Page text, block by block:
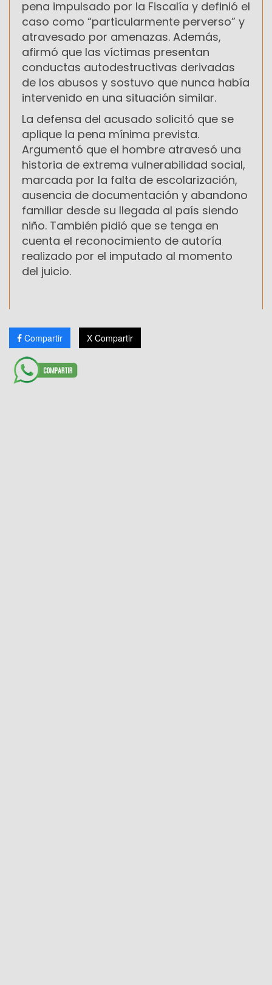
pena impulsado por la Fiscalía y definió el
caso como “particularmente perverso” y
atravesado por amenazas. Además,
afirmó que las víctimas presentan
conductas autodestructivas derivadas
de los abusos y sostuvo que nunca había
intervenido en una situación similar.
La defensa del acusado solicitó que se
aplique la pena mínima prevista.
Argumentó que el hombre atravesó una
historia de extrema vulnerabilidad social,
marcada por la falta de escolarización,
ausencia de documentación y abandono
familiar desde su llegada al país siendo
niño. También pidió que se tenga en
cuenta el reconocimiento de autoría
realizado por el imputado al momento
del juicio.
Compartir X Compartir